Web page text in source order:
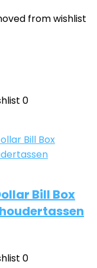
from wishlist
0
Bill Box
0